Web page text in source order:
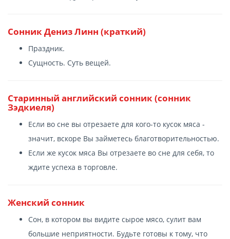
Сонник Дениз Линн (краткий)
Праздник.
Сущность. Суть вещей.
Старинный английский сонник (сонник
Зэдкиеля)
Если во сне вы отрезаете для кого-то кусок мяса -
значит, вскоре Вы займетесь благотворительностью.
Если же кусок мяса Вы отрезаете во сне для себя, то
ждите успеха в торговле.
Женский сонник
Сон, в котором вы видите сырое мясо, сулит вам
большие неприятности. Будьте готовы к тому, что